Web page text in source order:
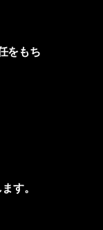
をもち
す。